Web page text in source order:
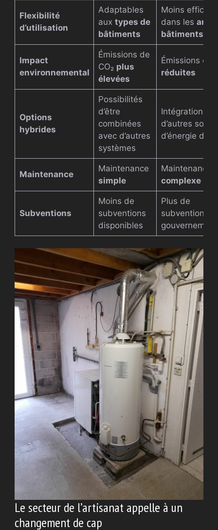
Flexibilité
d’utilisation
Adaptables
aux types de
bâtiments
Moins
dans les
bâtiments
Impact
environnemental
Émissions de
CO₂ plus
élevées
Émissions de
réduites
Options
hybrides
Possibilités
d’être
combinées
avec d’autres
systèmes
Intégration
d’autres
d’énergie
Maintenance
Maintenance
simple
Maintenance
complexe
Subventions
Moins de
subventions
disponibles
Plus de
subventions
Le secteur de l’artisanat appelle à un
changement de cap